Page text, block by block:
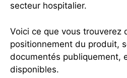
secteur hospitalier.
Voici ce que vous trouverez
positionnement du produit,
documentés publiquement,
disponibles.